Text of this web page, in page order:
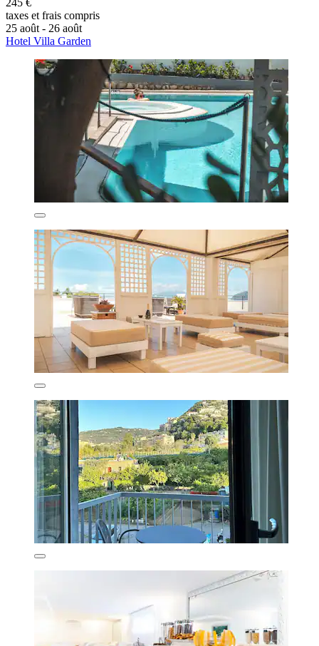
245 €
taxes et frais compris
25 août - 26 août
Hotel Villa Garden